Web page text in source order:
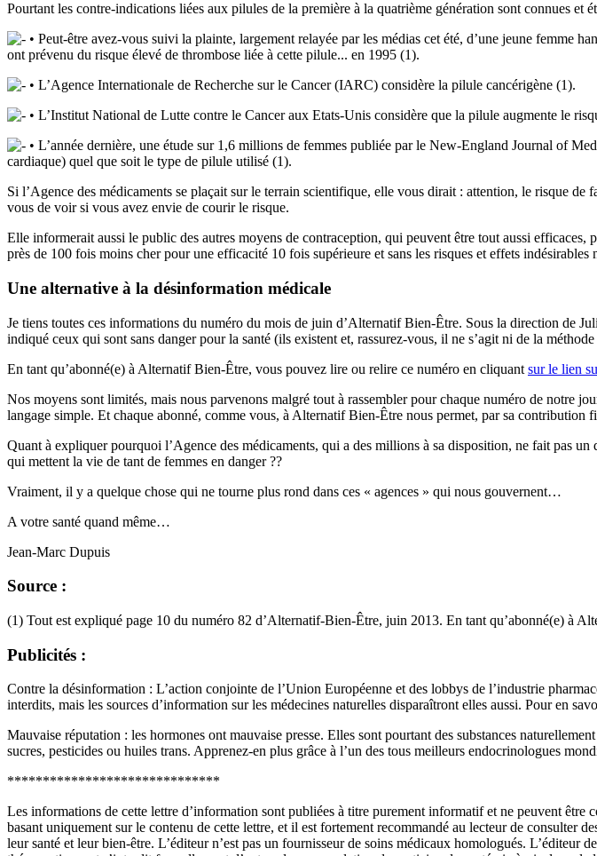
Pourtant les contre-indications liées aux pilules de la première à la quatrième génération sont connues et
• Peut-être avez-vous suivi la plainte, largement relayée par les médias cet été, d’une jeune femme
ont prévenu du risque élevé de thrombose liée à cette pilule... en 1995 (1).
• L’Agence Internationale de Recherche sur le Cancer (IARC) considère la pilule cancérigène (1).
• L’Institut National de Lutte contre le Cancer aux Etats-Unis considère que la pilule augmente le
• L’année dernière, une étude sur 1,6 millions de femmes publiée par le New-England Journal of
cardiaque) quel que soit le type de pilule utilisé (1).
Si l’Agence des médicaments se plaçait sur le terrain scientifique, elle vous dirait : attention, le risque
vous de voir si vous avez envie de courir le risque.
Elle informerait aussi le public des autres moyens de contraception, qui peuvent être tout aussi
près de 100 fois moins cher pour une efficacité 10 fois supérieure et sans les risques et effets indésirables
Une alternative à la désinformation médicale
Je tiens toutes ces informations du numéro du mois de juin d’Alternatif Bien-Être. Sous la direction de
indiqué ceux qui sont sans danger pour la santé (ils existent et, rassurez-vous, il ne s’agit ni de la
En tant qu’abonné(e) à Alternatif Bien-Être, vous pouvez lire ou relire ce numéro en cliquant sur le lien
Nos moyens sont limités, mais nous parvenons malgré tout à rassembler pour chaque numéro de notre
langage simple. Et chaque abonné, comme vous, à Alternatif Bien-Être nous permet, par sa contribution
Quant à expliquer pourquoi l’Agence des médicaments, qui a des millions à sa disposition, ne fait pas
qui mettent la vie de tant de femmes en danger ??
Vraiment, il y a quelque chose qui ne tourne plus rond dans ces « agences » qui nous gouvernent…
A votre santé quand même…
Jean-Marc Dupuis
Source :
(1) Tout est expliqué page 10 du numéro 82 d’Alternatif-Bien-Être, juin 2013. En tant qu’abonné(e) à
Publicités :
Contre la désinformation : L’action conjointe de l’Union Européenne et des lobbys de l’industrie
interdits, mais les sources d’information sur les médecines naturelles disparaîtront elles aussi. Pour en
Mauvaise réputation : les hormones ont mauvaise presse. Elles sont pourtant des substances
sucres, pesticides ou huiles trans. Apprenez-en plus grâce à l’un des tous meilleurs endocrinologues
******************************
Les informations de cette lettre d’information sont publiées à titre purement informatif et ne peuvent
basant uniquement sur le contenu de cette lettre, et il est fortement recommandé au lecteur de consulter
leur santé et leur bien-être. L’éditeur n’est pas un fournisseur de soins médicaux homologués.